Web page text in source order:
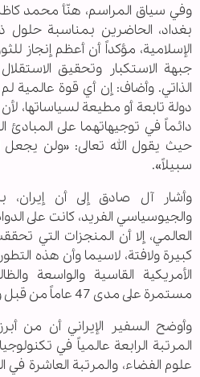
وفي سياق المراسم، هنّأ محمد
بغداد، الحاضرين بمناسبة حلول
الإسلامية، مؤكداً أن أعظم إنجاز
جبهة الاستكبار وتحقيق الاستقلال
الذاتي. وأضاف: إن أي قوة عالمية لم
دولة تابعة أو مطيعة لسياساتها،
دائماً في توجيهاتهما على المبادئ
حيث يقول الله تعالى: «ولن يجعل
سبيلاً».
وأشار آل صادق إلى أن إيران،
والجيوسياسي الفريد، كانت على
العالمي، إلا أن المنجزات التي
كبيرة ولافتة، لاسيما وأن هذه
الأمريكية القاسية والواسعة
مستمرة على مدى 47 عاماً من قبل واشنطن وحلفائها.
وأوضح السفير الإيراني أن من
المرتبة الرابعة عالمياً في
علوم الفضاء، والمرتبة العاشرة في